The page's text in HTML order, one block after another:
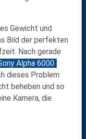
Gewicht und
Bild der perfekten
Nach gerade
Alpha 6000
dieses Problem
beheben und so
Kamera, die